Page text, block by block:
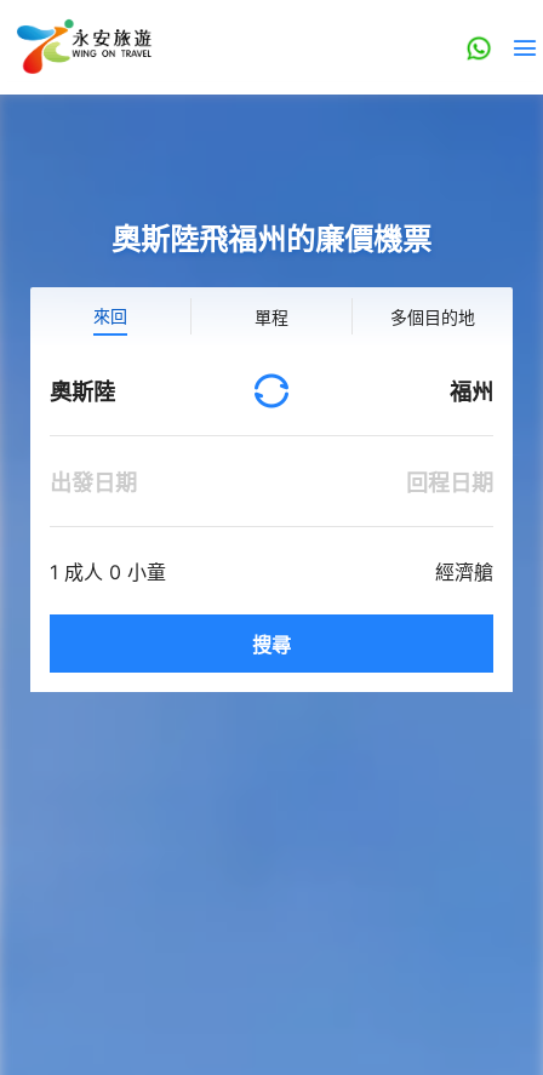
奧斯陸飛福州的廉價機票
來回 單程 多個目的地
奧斯陸 福州
出發日期 回程日期
1 成人 0 小童 經濟艙
搜尋